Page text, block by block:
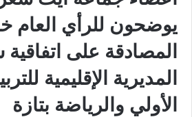
يوضحون للرأي العام
المصادقة على
المديرية الإقليمية
الأولي والرياضة بتازة